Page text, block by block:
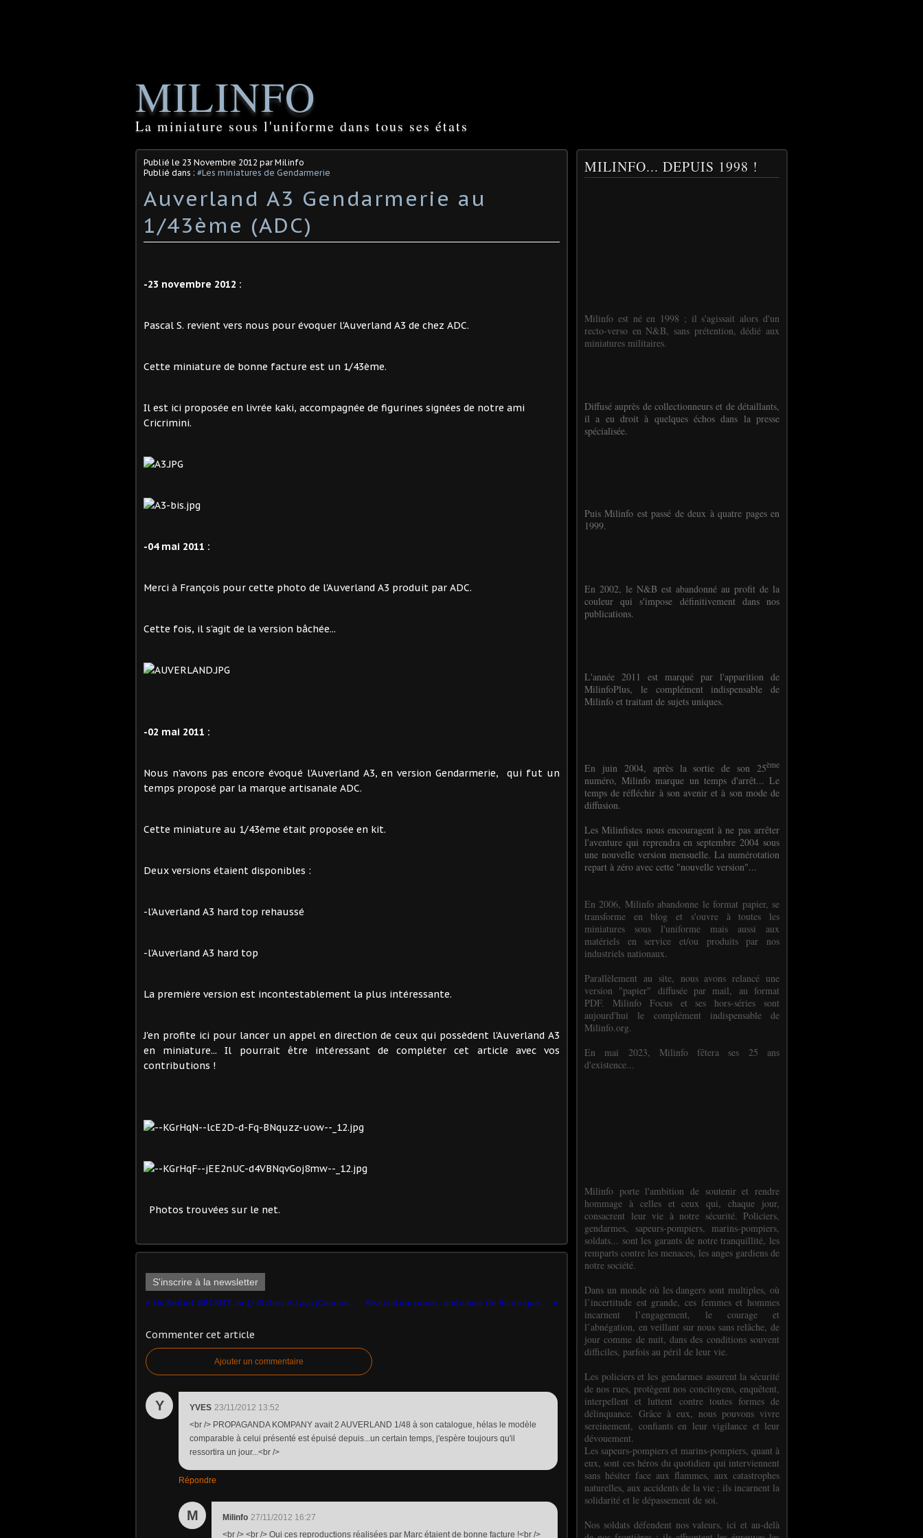
MILINFO
La miniature sous l'uniforme dans tous ses états
Publié le 23 Novembre 2012 par Milinfo
Publié dans : #Les miniatures de Gendarmerie
Auverland A3 Gendarmerie au
1/43ème (ADC)
-23 novembre 2012 :
Pascal S. revient vers nous pour évoquer l'Auverland A3 de chez ADC.
Cette miniature de bonne facture est un 1/43ème.
Il est ici proposée en livrée kaki, accompagnée de figurines signées de notre ami
Cricrimini.
-04 mai 2011 :
Merci à François pour cette photo de l'Auverland A3 produit par ADC.
Cette fois, il s'agit de la version bâchée...
-02 mai 2011 :
Nous n'avons pas encore évoqué l'Auverland A3, en version Gendarmerie, qui fut un
temps proposé par la marque artisanale ADC.
Cette miniature au 1/43ème était proposée en kit.
Deux versions étaient disponibles :
-l'Auverland A3 hard top rehaussé
-l'Auverland A3 hard top
La première version est incontestablement la plus intéressante.
J'en profite ici pour lancer un appel en direction de ceux qui possèdent l'Auverland A3
en miniature... Il pourrait être intéressant de compléter cet article avec vos
contributions !
Photos trouvées sur le net.
S'inscrire à la newsletter
Un Berliet GBC8MT au 1/43 chez Altaya (Camions d'autrefois) Réalisation perso : ambiance de fin de guerre (par Bob)
Commenter cet article
Ajouter un commentaire
Y YVES 23/11/2012 13:52
<br /> PROPAGANDA KOMPANY avait 2 AUVERLAND 1/48 à son catalogue, hélas le modèle
comparable à celui présenté est épuisé depuis...un certain temps, j'espère toujours qu'il
ressortira un jour...<br />
Répondre
M Milinfo 27/11/2012 16:27
<br /> <br /> Oui ces reproductions réalisées par Marc étaient de bonne facture !<br />
MILINFO... DEPUIS 1998 !
Milinfo est né en 1998 ; il s'agissait alors d'un
recto-verso en N&B, sans prétention, dédié aux
miniatures militaires.
Diffusé auprès de collectionneurs et de détaillants,
il a eu droit à quelques échos dans la presse
spécialisée.
Puis Milinfo est passé de deux à quatre pages en
1999.
En 2002, le N&B est abandonné au profit de la
couleur qui s'impose définitivement dans nos
publications.
L'année 2011 est marqué par l'apparition de
MilinfoPlus, le complément indispensable de
Milinfo et traitant de sujets uniques.
En juin 2004, après la sortie de son 25ème
numéro, Milinfo marque un temps d'arrêt... Le
temps de réfléchir à son avenir et à son mode de
diffusion.
Les Milinfistes nous encouragent à ne pas arrêter
l'aventure qui reprendra en septembre 2004 sous
une nouvelle version mensuelle. La numérotation
repart à zéro avec cette "nouvelle version"...
En 2006, Milinfo abandonne le format papier, se
transforme en blog et s'ouvre à toutes les
miniatures sous l'uniforme mais aussi aux
matériels en service et/ou produits par nos
industriels nationaux.
Parallèlement au site, nous avons relancé une
version "papier" diffusée par mail, au format
PDF. Milinfo Focus et ses hors-séries sont
aujourd'hui le complément indispensable de
Milinfo.org.
En mai 2023, Milinfo fêtera ses 25 ans
d'existence...
Milinfo porte l'ambition de soutenir et rendre
hommage à celles et ceux qui, chaque jour,
consacrent leur vie à notre sécurité. Policiers,
gendarmes, sapeurs-pompiers, marins-pompiers,
soldats... sont les garants de notre tranquillité, les
remparts contre les menaces, les anges gardiens de
notre société.
Dans un monde où les dangers sont multiples, où
l’incertitude est grande, ces femmes et hommes
incarnent l’engagement, le courage et
l’abnégation, en veillant sur nous sans relâche, de
jour comme de nuit, dans des conditions souvent
difficiles, parfois au péril de leur vie.
Les policiers et les gendarmes assurent la sécurité
de nos rues, protègent nos concitoyens, enquêtent,
interpellent et luttent contre toutes formes de
délinquance. Grâce à eux, nous pouvons vivre
sereinement, confiants en leur vigilance et leur
dévouement.
Les sapeurs-pompiers et marins-pompiers, quant à
eux, sont ces héros du quotidien qui interviennent
sans hésiter face aux flammes, aux catastrophes
naturelles, aux accidents de la vie ; ils incarnent la
solidarité et le dépassement de soi.
Nos soldats défendent nos valeurs, ici et au-delà